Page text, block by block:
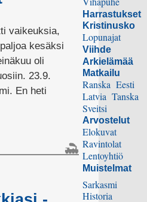
vaikeuksia,
kesäksi
oli
23.9.
En heti
Harrastukset
Kristinusko
Lopunajat
Viihde
Arkielämää
Matkailu
Ranska Eesti
Latvia Tanska
Sveitsi
Arvostelut
Elokuvat
Ravintolat
Lentoyhtiö
Muistelmat
Sarkasmi
Historia